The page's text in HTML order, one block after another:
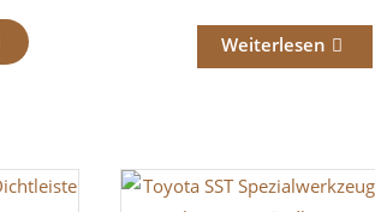
Weiterlesen